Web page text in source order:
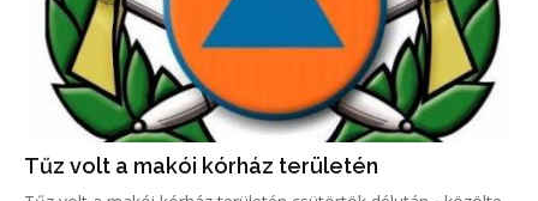
Tűz volt a makói kórház területén